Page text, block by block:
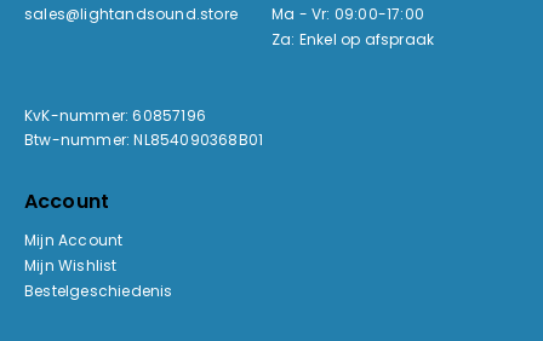
sales@lightandsound.store
Ma - Vr: 09:00-17:00
Za: Enkel op afspraak
KvK-nummer: 60857196
Btw-nummer: NL854090368B01
Account
Mijn Account
Mijn Wishlist
Bestelgeschiedenis